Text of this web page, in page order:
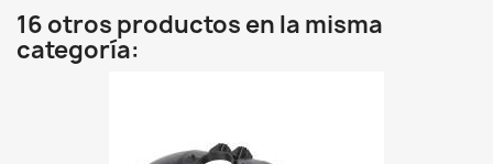
16 otros productos en la misma
categoría: